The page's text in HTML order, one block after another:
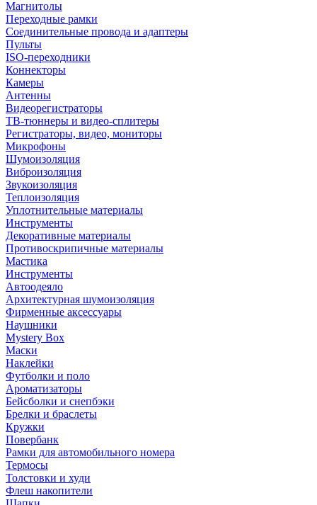
Магнитолы
Переходные рамки
Соединительные провода и адаптеры
Пульты
ISO-переходники
Коннекторы
Камеры
Антенны
Видеорегистраторы
ТВ-тюннеры и видео-сплитеры
Регистраторы, видео, мониторы
Микрофоны
Шумоизоляция
Виброизоляция
Звукоизоляция
Теплоизоляция
Уплотнительные материалы
Инструменты
Декоративные материалы
Противоскрипичные материалы
Мастика
Инструменты
Автоодеяло
Архитектурная шумоизоляция
Фирменные аксессуары
Наушники
Mystery Box
Маски
Наклейки
Футболки и поло
Ароматизаторы
Бейсболки и снепбэки
Брелки и браслеты
Кружки
Повербанк
Рамки для автомобильного номера
Термосы
Толстовки и худи
Флеш накопители